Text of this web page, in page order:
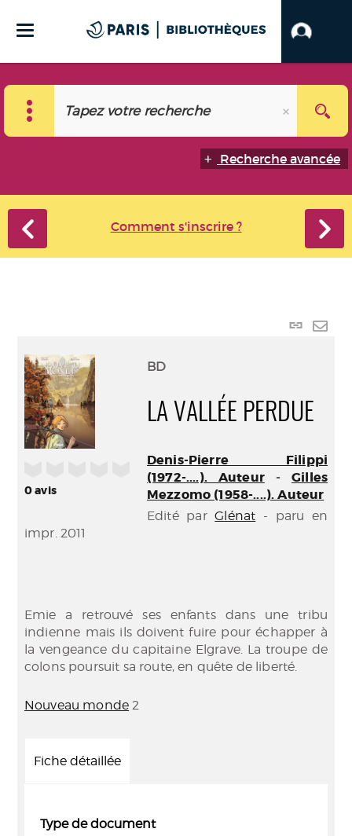
Recherche avancée
Comment s'inscrire ?
Lien
0avis
BD
LA VALLÉE PERDUE
Denis-Pierre Filippi
(1972-....). Auteur-Gilles
Mezzomo (1958-....). Auteur
Edité parGlénat - paru en
impr. 2011
Emie a retrouvé ses enfants dans une tribu
indienne mais ils doivent fuire pour échapper à
la vengeance du capitaine Elgrave. La troupe de
colons poursuit sa route, en quête de liberté.
Nouveau monde 2
Fiche détaillée
Type de document